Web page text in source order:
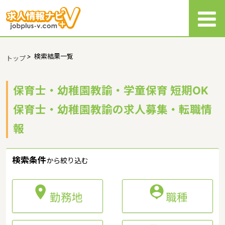
トップ> 検索結果一覧
保育士・幼稚園教諭・学童保育 短期OK
保育士・幼稚園教諭の求人募集・転職情
報
検索条件から絞り込む
 勤務地 職種